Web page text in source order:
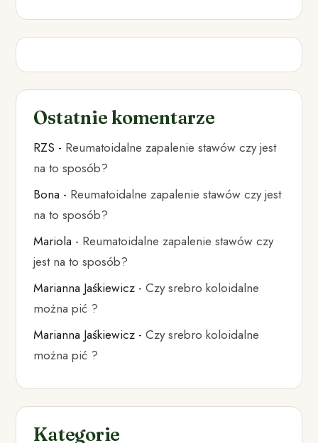
Ostatnie komentarze
RZS - Reumatoidalne zapalenie stawów czy jest
na to sposób?
Bona - Reumatoidalne zapalenie stawów czy jest
na to sposób?
Mariola - Reumatoidalne zapalenie stawów czy
jest na to sposób?
Marianna Jaśkiewicz -Czy srebro koloidalne
można pić ?
Marianna Jaśkiewicz -Czy srebro koloidalne
można pić ?
Kategorie